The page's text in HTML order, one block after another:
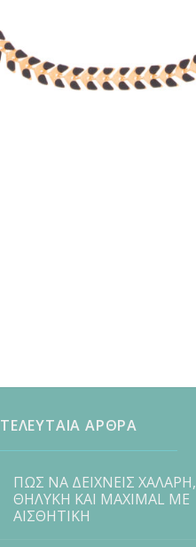
ΤΕΛΕΥΤΑΙΑ ΑΡΘΡΑ
ΠΩΣ ΝΑ ΔΕΙΧΝΕΙΣ ΧΑΛΑΡΗ,
ΘΗΛΥΚΗ ΚΑΙ MAXIMAL ΜΕ
ΑΙΣΘΗΤΙΚΗ